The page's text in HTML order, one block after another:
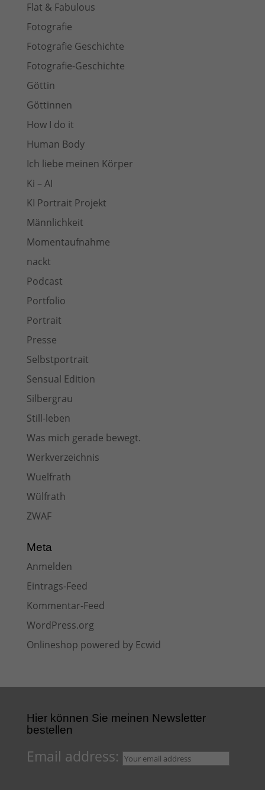
Flat & Fabulous
Fotografie
Fotografie Geschichte
Fotografie-Geschichte
Göttin
Göttinnen
How I do it
Human Body
Ich liebe meinen Körper
Ki – AI
KI Portrait Projekt
Männlichkeit
Momentaufnahme
nackt
Podcast
Portfolio
Portrait
Presse
Selbstportrait
Sensual Edition
Silbergrau
Still-leben
Was mich gerade bewegt.
Werkverzeichnis
Wuelfrath
Wülfrath
ZWAF
Meta
Anmelden
Eintrags-Feed
Kommentar-Feed
WordPress.org
Onlineshop powered by Ecwid
Hier können Sie meinen Newsletter
bestellen
Email address: